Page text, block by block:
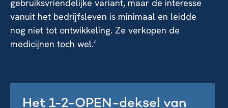
gebruiksvriendelijke variant, maar de interesse
vanuit het bedrijfsleven is minimaal en leidde
nog niet tot ontwikkeling. Ze verkopen de
medicijnen toch wel.’
Het 1-2-OPEN-deksel van